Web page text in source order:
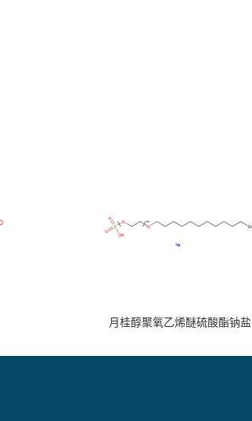
月桂醇聚氧乙烯醚硫酸酯钠盐